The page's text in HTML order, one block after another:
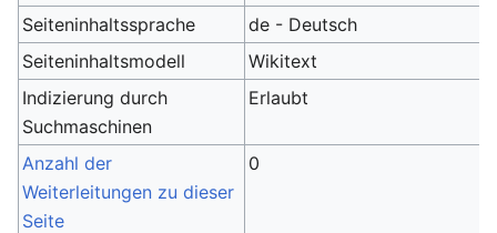
Seiteninhaltssprache
de - Deutsch
Seiteninhaltsmodell
Wikitext
Indizierung durch
Suchmaschinen
Erlaubt
Anzahl der
Weiterleitungen zu dieser
Seite
0